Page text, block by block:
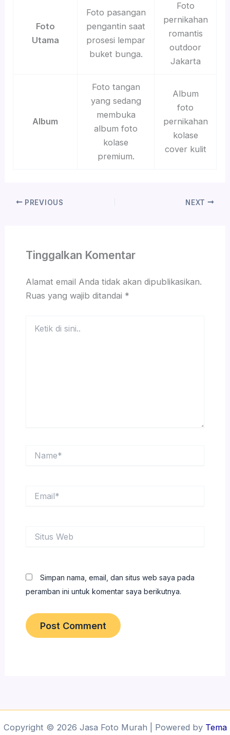
Foto
Utama
Foto pasangan
pengantin saat
prosesi lempar
buket bunga.
Foto
pernikahan
romantis
outdoor
Jakarta
Album
Foto tangan
yang sedang
membuka
album foto
kolase
premium.
Album
foto
pernikahan
kolase
cover kulit
PREVIOUS NEXT
Tinggalkan Komentar
Alamat email Anda tidak akan dipublikasikan.
Ruas yang wajib ditandai *
Web
Simpan nama, email, dan situs web saya pada
peramban ini untuk komentar saya berikutnya.
Copyright © 2026 Jasa Foto Murah | Powered by Tema